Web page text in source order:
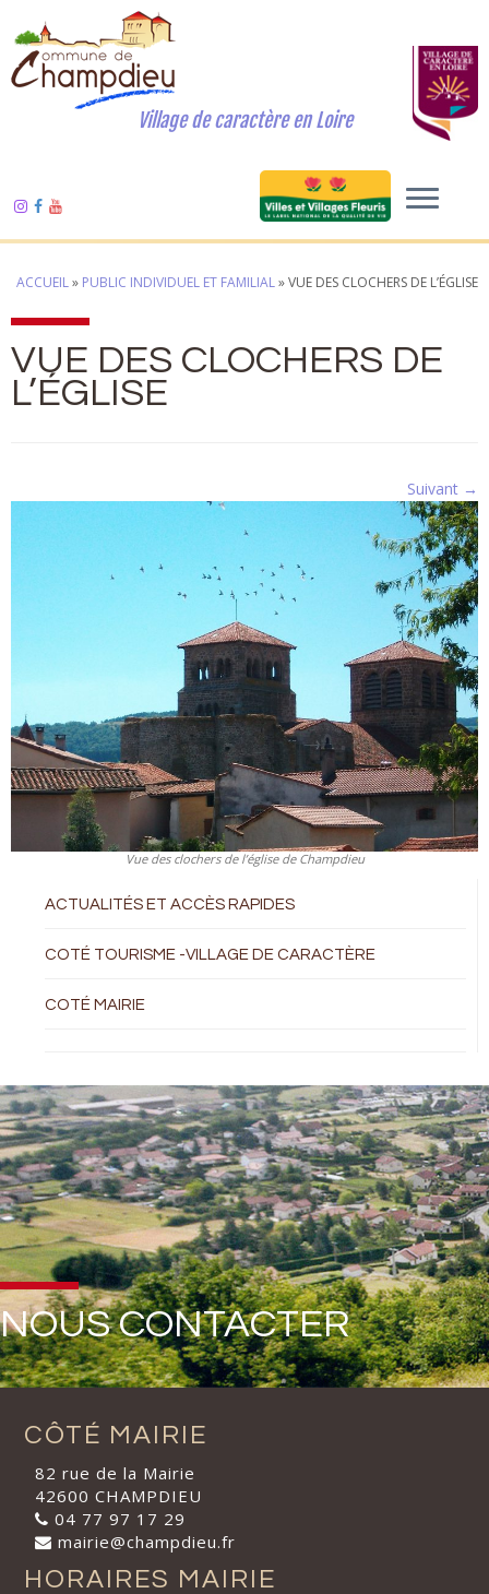
Village de caractère en Loire
ACCUEIL» PUBLIC INDIVIDUEL ET FAMILIAL»VUE DES CLOCHERS DE L’ÉGLISE
VUE DES CLOCHERS DE
L’ÉGLISE
Suivant →
Vue des clochers de l’église de Champdieu
ACTUALITÉS ET ACCÈS RAPIDES
COTÉ TOURISME -VILLAGE DE CARACTÈRE
COTÉ MAIRIE
NOUS CONTACTER
CÔTÉ MAIRIE
82 rue de la Mairie
42600 CHAMPDIEU
04 77 97 17 29
mairie@champdieu.fr
HORAIRES MAIRIE